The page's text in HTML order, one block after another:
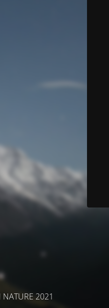
2021